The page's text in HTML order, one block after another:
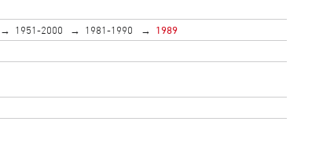
1951-2000 1981-1990
1989